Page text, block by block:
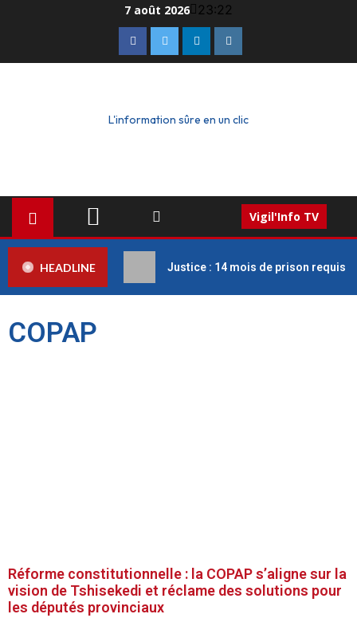
7 août 2026 23:22
L'information sûre en un clic
Vigil'Info TV
HEADLINE Justice : 14 mois de prison requis
COPAP
Réforme constitutionnelle : la COPAP s’aligne sur la
vision de Tshisekedi et réclame des solutions pour
les députés provinciaux